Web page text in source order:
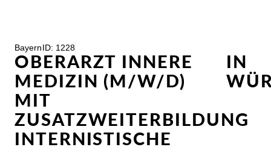
BayernID: 1228
OBERARZT INNERE
MEDIZIN (M/W/D)
MIT
ZUSATZWEITERBILDUNG
INTERNISTISCHE
IN